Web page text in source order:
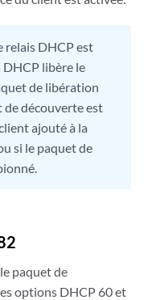
relais DHCP est
DHCP libère le
de libération
de découverte est
ajouté à la
si le paquet de
paquet de
options DHCP 60 et